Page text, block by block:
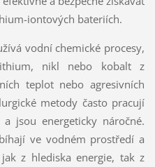
iontových bateriích.
vodní chemické procesy,
nikl nebo kobalt z
teplot nebo agresivních
metody často pracují
jsou energeticky náročné.
ve vodném prostředí a
z hlediska energie, tak z